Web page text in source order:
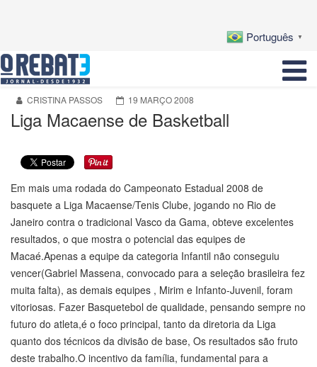
Português ▼
CRISTINA PASSOS 19 MARÇO 2008
Liga Macaense de Basketball
Em mais uma rodada do Campeonato Estadual 2008 de
basquete a Liga Macaense/Tenis Clube, jogando no Rio de
Janeiro contra o tradicional Vasco da Gama, obteve excelentes
resultados, o que mostra o potencial das equipes de
Macaé.Apenas a equipe da categoria Infantil não conseguiu
vencer(Gabriel Massena, convocado para a seleção brasileira fez
muita falta), as demais equipes , Mirim e Infanto-Juvenil, foram
vitoriosas. Fazer Basquetebol de qualidade, pensando sempre no
futuro do atleta,é o foco principal, tanto da diretoria da Liga
quanto dos técnicos da divisão de base, Os resultados são fruto
deste trabalho.O incentivo da família, fundamental para a